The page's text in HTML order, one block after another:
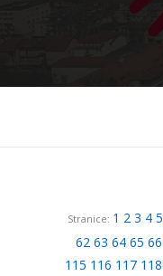
Stranice: 1 2 3 4 5
62 63 64 65 66
115 116 117 118